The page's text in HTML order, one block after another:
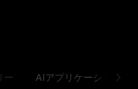
ー AIアプリケーション